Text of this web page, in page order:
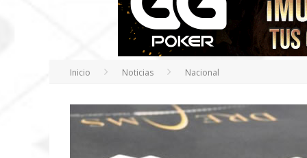
HOY CAMISETA FIRMADA POR
Inicio Noticias Nacional